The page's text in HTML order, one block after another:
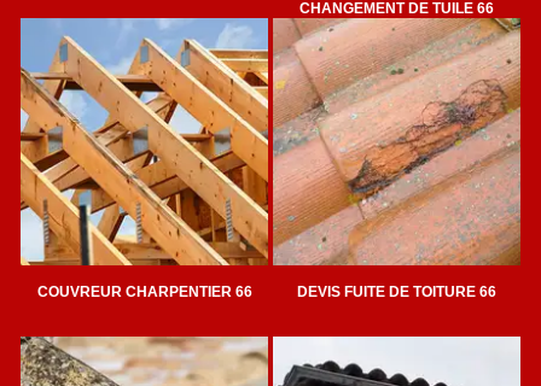
CHANGEMENT DE TUILE 66
COUVREUR CHARPENTIER 66 DEVIS FUITE DE TOITURE 66